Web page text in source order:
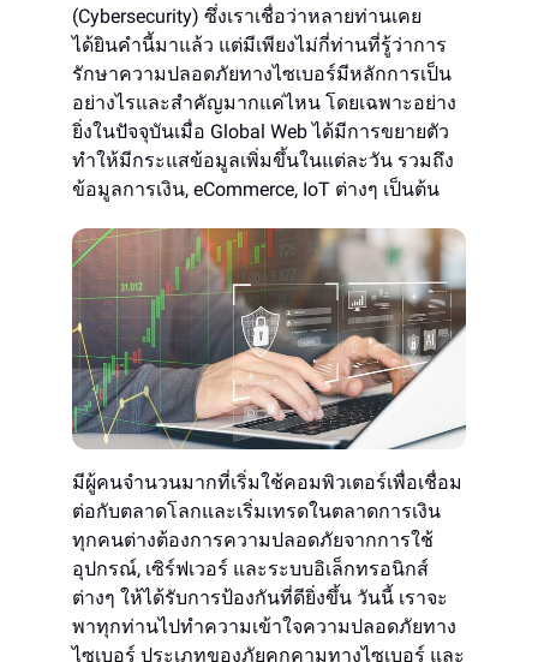
(Cybersecurity) ซึ่งเราเชื่อว่าหลายท่านเคย
ได้ยินคำนี้มาแล้ว แต่มีเพียงไม่กี่ท่านที่รู้ว่าการ
รักษาความปลอดภัยทางไซเบอร์มีหลักการเป็น
อย่างไรและสำคัญมากแค่ไหน โดยเฉพาะอย่าง
ยิ่งในปัจจุบันเมื่อ Global Web ได้มีการขยายตัว
ทำให้มีกระแสข้อมูลเพิ่มขึ้นในแต่ละวัน รวมถึง
ข้อมูลการเงิน, eCommerce, IoT ต่างๆ เป็นต้น
มีผู้คนจำนวนมากที่เริ่มใช้คอมพิวเตอร์เพื่อเชื่อม
ต่อกับตลาดโลกและเริ่มเทรดในตลาดการเงิน
ทุกคนต่างต้องการความปลอดภัยจากการใช้
อุปกรณ์, เซิร์ฟเวอร์ และระบบอิเล็กทรอนิกส์
ต่างๆ ให้ได้รับการป้องกันที่ดียิ่งขึ้น วันนี้ เราจะ
พาทุกท่านไปทำความเข้าใจความปลอดภัยทาง
ไซเบอร์ ประเภทของภัยคุกคามทางไซเบอร์ และ